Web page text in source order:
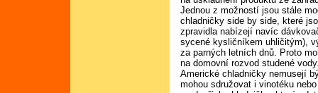
Jednou z možností jsou stále
chladničky side by side, které
zpravidla nabízejí navíc
sycené kysličníkem uhličitým),
za parných letních dnů. Proto
na domovní rozvod studené
Americké chladničky nemusejí
mohou sdružovat i vinotéku